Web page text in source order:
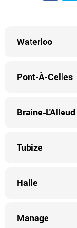
Waterloo
Pont-À-Celles
Braine-L'Alleud
Tubize
Halle
Manage